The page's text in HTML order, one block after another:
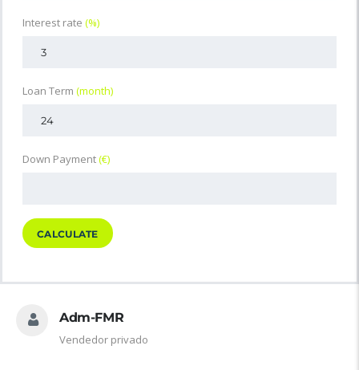
Interest rate (%)
Loan Term (month)
Down Payment(€)
CALCULATE
Adm-FMR
Vendedor privado